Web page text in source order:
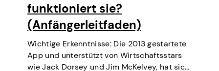
funktioniert sie?
(Anfängerleitfaden)
Wichtige Erkenntnisse: Die 2013 gestartete
App und unterstützt von Wirtschaftsstars
wie Jack Dorsey und Jim McKelvey, hat sich